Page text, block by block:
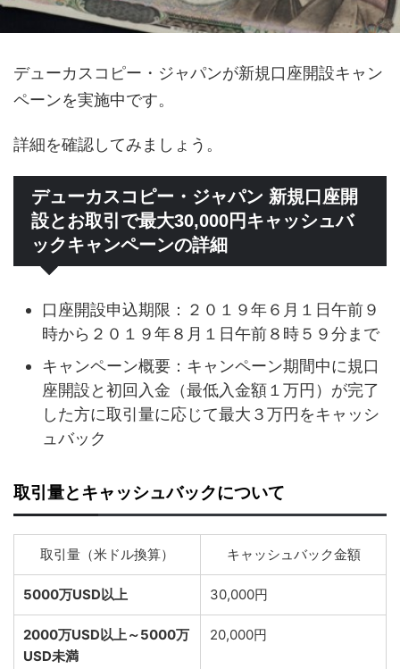
デューカスコピー・ジャパンが新規口座開設キャン
ペーンを実施中です。
詳細を確認してみましょう。
デューカスコピー・ジャパン 新規口座開
設とお取引で最大30,000円キャッシュバ
ックキャンペーンの詳細
口座開設申込期限：２０１９年６月１日午前９
時から２０１９年８月１日午前８時５９分まで
キャンペーン概要：キャンペーン期間中に規口
座開設と初回入金（最低入金額１万円）が完了
した方に取引量に応じて最大３万円をキャッシ
ュバック
取引量とキャッシュバックについて
取引量（米ドル換算） キャッシュバック金額
5000万USD以上 30,000円
2000万USD以上～5000万
USD未満
20,000円